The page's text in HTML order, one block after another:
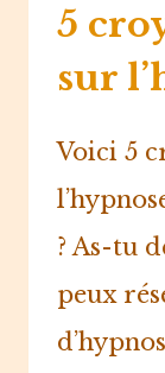
5
sur
Voici 5
? As-tu
peux